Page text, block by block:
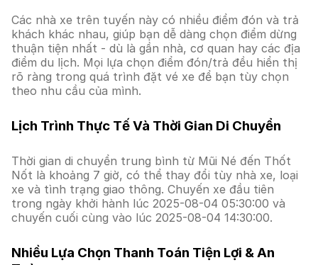
Các nhà xe trên tuyến này có nhiều điểm đón và trả
khách khác nhau, giúp bạn dễ dàng chọn điểm dừng
thuận tiện nhất - dù là gần nhà, cơ quan hay các địa
điểm du lịch. Mọi lựa chọn điểm đón/trả đều hiển thị
rõ ràng trong quá trình đặt vé xe để bạn tùy chọn
theo nhu cầu của mình.
Lịch Trình Thực Tế Và Thời Gian Di Chuyển
Thời gian di chuyển trung bình từ Mũi Né đến Thốt
Nốt là khoảng 7 giờ, có thể thay đổi tùy nhà xe, loại
xe và tình trạng giao thông. Chuyến xe đầu tiên
trong ngày khởi hành lúc 2025-08-04 05:30:00 và
chuyến cuối cùng vào lúc 2025-08-04 14:30:00.
Nhiều Lựa Chọn Thanh Toán Tiện Lợi & An